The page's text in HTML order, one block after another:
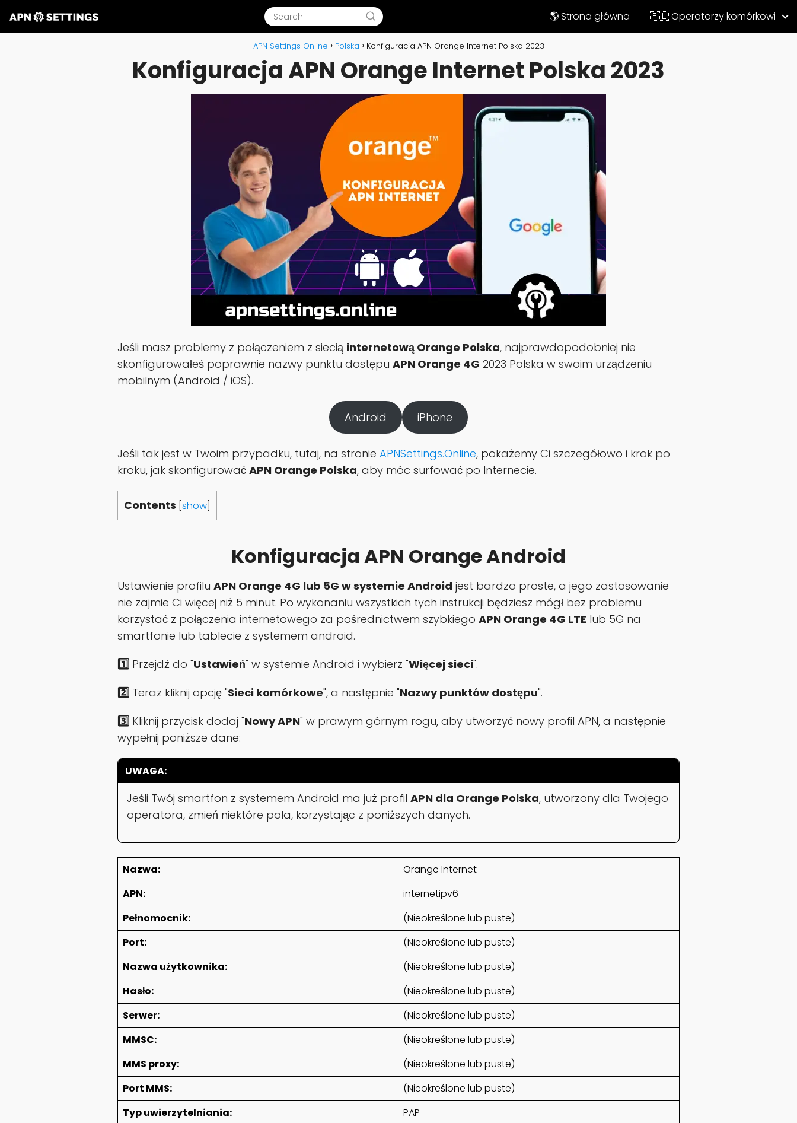
🌎 Strona główna 🇵🇱 Operatorzy komórkowi
APN Settings Online Polska Konfiguracja APN Orange Internet Polska 2023
Konfiguracja APN Orange Internet Polska 2023
Jeśli masz problemy z połączeniem z siecią internetową Orange Polska, najprawdopodobniej nie
skonfigurowałeś poprawnie nazwy punktu dostępu APN Orange 4G 2023 Polska w swoim urządzeniu
mobilnym (Android / iOS).
Android iPhone
Jeśli tak jest w Twoim przypadku, tutaj, na stronie APNSettings.Online, pokażemy Ci szczegółowo i krok po
kroku, jak skonfigurować APN Orange Polska, aby móc surfować po Internecie.
Contents show
Konfiguracja APN Orange Android
Ustawienie profilu APN Orange 4G lub 5G w systemie Android jest bardzo proste, a jego zastosowanie
nie zajmie Ci więcej niż 5 minut. Po wykonaniu wszystkich tych instrukcji będziesz mógł bez problemu
korzystać z połączenia internetowego za pośrednictwem szybkiego APN Orange 4G LTE lub 5G na
smartfonie lub tablecie z systemem android.
1️⃣ Przejdź do "Ustawień" w systemie Android i wybierz "Więcej sieci".
2️⃣ Teraz kliknij opcję "Sieci komórkowe", a następnie "Nazwy punktów dostępu".
3️⃣ Kliknij przycisk dodaj "Nowy APN" w prawym górnym rogu, aby utworzyć nowy profil APN, a następnie
wypełnij poniższe dane:
UWAGA:
Jeśli Twój smartfon z systemem Android ma już profil APN dla Orange Polska, utworzony dla Twojego
operatora, zmień niektóre pola, korzystając z poniższych danych.
Nazwa:
Orange Internet
APN:
internetipv6
Pełnomocnik:
(Nieokreślone lub puste)
Port:
(Nieokreślone lub puste)
Nazwa użytkownika:
(Nieokreślone lub puste)
Hasło:
(Nieokreślone lub puste)
Serwer:
(Nieokreślone lub puste)
MMSC:
(Nieokreślone lub puste)
MMS proxy:
(Nieokreślone lub puste)
Port MMS:
(Nieokreślone lub puste)
Typ uwierzytelniania:
PAP